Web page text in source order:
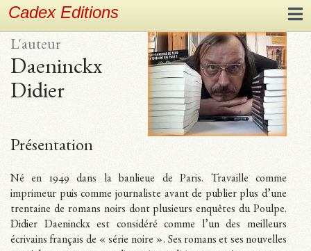
Cadex Editions
L'auteur
Daeninckx
Didier
Présentation
Né en 1949 dans la banlieue de Paris. Travaille comme
imprimeur puis comme journaliste avant de publier plus d’une
trentaine de romans noirs dont plusieurs enquêtes du Poulpe.
Didier Daeninckx est considéré comme l’un des meilleurs
écrivains français de « série noire ». Ses romans et ses nouvelles